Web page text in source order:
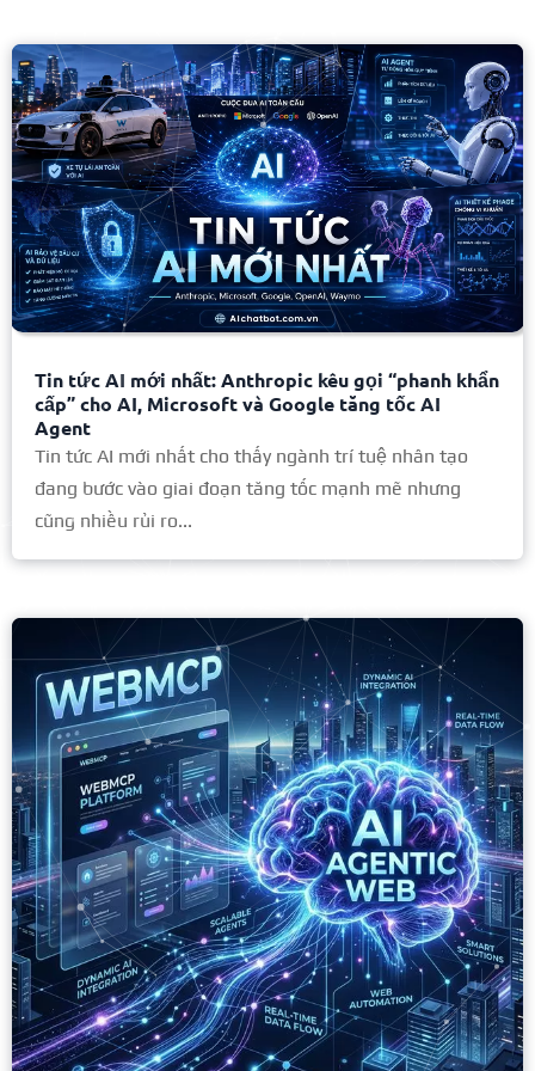
Tin tức AI mới nhất: Anthropic kêu gọi “phanh khẩn
cấp” cho AI, Microsoft và Google tăng tốc AI
Agent
Tin tức AI mới nhất cho thấy ngành trí tuệ nhân tạo
đang bước vào giai đoạn tăng tốc mạnh mẽ nhưng
cũng nhiều rủi ro...